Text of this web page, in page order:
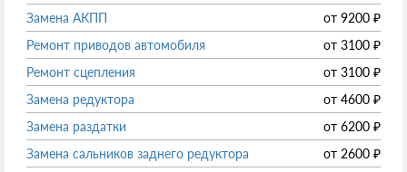
Замена АКПП
от 9200 ₽
Ремонт приводов автомобиля
от 3100 ₽
Ремонт сцепления
от 3100 ₽
Замена редуктора
от 4600 ₽
Замена раздатки
от 6200 ₽
Замена сальников заднего редуктора
от 2600 ₽